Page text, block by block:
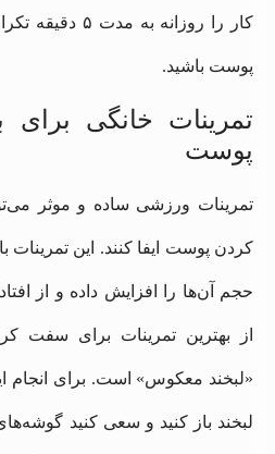
کار را روزانه
پوست باشید.
تمرینات خانگی برای
پوست
تمرینات ورزشی ساده و موثر
کردن پوست ایفا کنند. این
حجم آن‌ها را افزایش داده و از
از بهترین تمرینات برای سفت
«لبخند معکوس» است. برای انجام
لبخند باز کنید و سعی کنید